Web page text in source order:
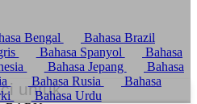
Bengal
Bahasa Brazil
Bahasa Spanyol
Bahasa
Bahasa Jepang
Bahasa
Bahasa Rusia
Bahasa
Bahasa Urdu